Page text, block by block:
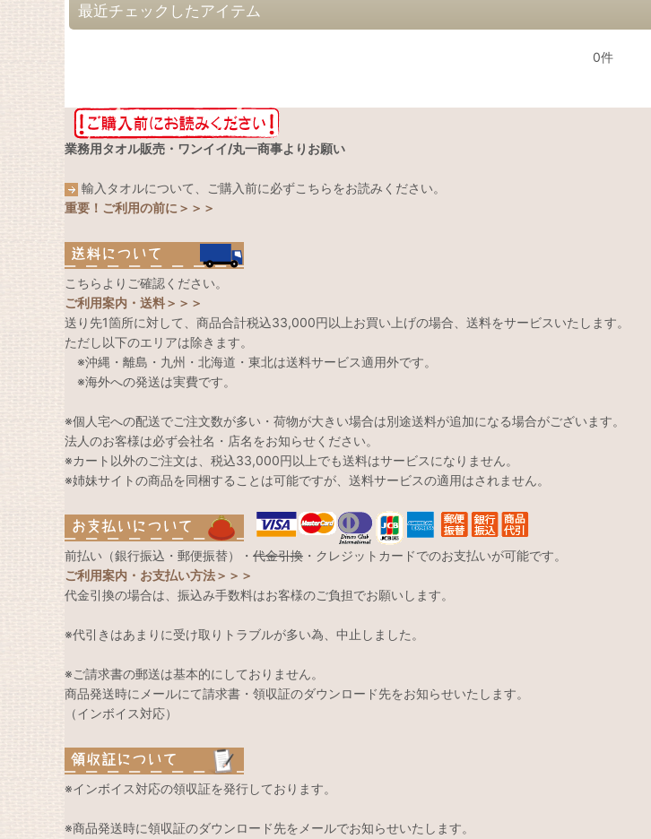
最近チェックしたアイテム
0件
業務用タオル販売・ワンイイ/丸一商事よりお願い
輸入タオルについて、ご購入前に必ずこちらをお読みください。
重要！ご利用の前に＞＞＞
こちらよりご確認ください。
ご利用案内・送料＞＞＞
送り先1箇所に対して、商品合計税込33,000円以上お買い上げの場合、送料をサービスいたします。
ただし以下のエリアは除きます。
※沖縄・離島・九州・北海道・東北は送料サービス適用外です。
※海外への発送は実費です。
※個人宅への配送でご注文数が多い・荷物が大きい場合は別途送料が追加になる場合がございます。
法人のお客様は必ず会社名・店名をお知らせください。
※カート以外のご注文は、税込33,000円以上でも送料はサービスになりません。
※姉妹サイトの商品を同梱することは可能ですが、送料サービスの適用はされません。
前払い（銀行振込・郵便振替）・ 代金引換 ・クレジットカードでのお支払いが可能です。
ご利用案内・お支払い方法＞＞＞
代金引換の場合は、振込み手数料はお客様のご負担でお願いします。
※代引きはあまりに受け取りトラブルが多い為、中止しました。
※ご請求書の郵送は基本的にしておりません。
商品発送時にメールにて請求書・領収証のダウンロード先をお知らせいたします。
（インボイス対応）
※インボイス対応の領収証を発行しております。
※商品発送時に領収証のダウンロード先をメールでお知らせいたします。